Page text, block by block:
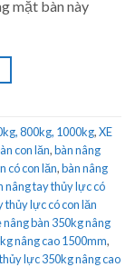
mặt bàn này
800kg, 1000kg,XE
con lăn,bàn nâng
có con lăn,bàn nâng
nâng tay thủy lực có
thủy lực có con lăn
nâng bàn 350kg nâng
nâng cao 1500mm,
lực 350kg nâng cao